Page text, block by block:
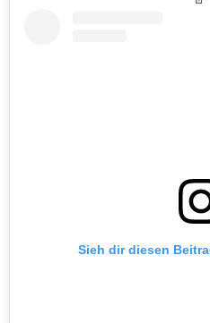
Sieh dir diesen